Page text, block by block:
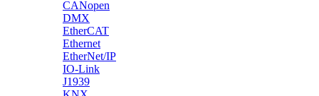
CANopen
DMX
EtherCAT
Ethernet
EtherNet/IP
IO-Link
J1939